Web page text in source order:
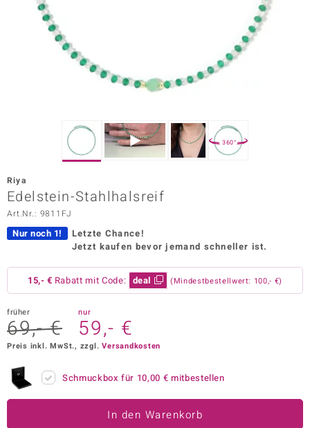
Edition
Vogue
Paraíso
360°
Riya
Edelstein-Stahlhalsreif
Art.Nr.: 9811FJ
Nur noch 1!
Letzte Chance!
Jetzt kaufen bevor jemand schneller ist.
15,- € Rabatt mit Code: deal (Mindestbestellwert: 100,- €)
früher
69,- €
nur
59,- €
Preis inkl. MwSt., zzgl.Versandkosten
Schmuckbox für 10,00 € mitbestellen
In den Warenkorb